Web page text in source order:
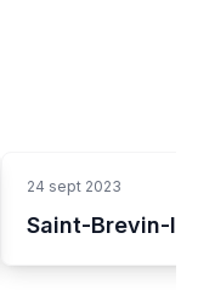
24 sept 2023
Saint-Brevin-les-